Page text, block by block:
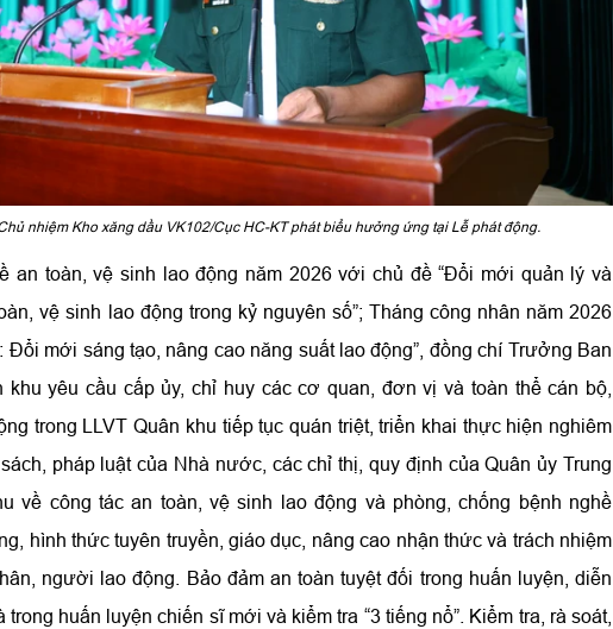
nhiệm Kho xăng dầu VK102/Cục HC-KT phát biểu hưởng ứng tại Lễ phát động.
an toàn, vệ sinh lao động năm 2026 với chủ đề “Đổi mới quản lý và
vệ sinh lao động trong kỷ nguyên số”; Tháng công nhân năm 2026
Đổi mới sáng tạo, nâng cao năng suất lao động”, đồng chí Trưởng Ban
yêu cầu cấp ủy, chỉ huy các cơ quan, đơn vị và toàn thể cán bộ,
trong LLVT Quân khu tiếp tục quán triệt, triển khai thực hiện nghiêm
pháp luật của Nhà nước, các chỉ thị, quy định của Quân ủy Trung
về công tác an toàn, vệ sinh lao động và phòng, chống bệnh nghề
hình thức tuyên truyền, giáo dục, nâng cao nhận thức và trách nhiệm
người lao động. Bảo đảm an toàn tuyệt đối trong huấn luyện, diễn
huấn luyện chiến sĩ mới và kiểm tra “3 tiếng nổ”. Kiểm tra, rà soát,